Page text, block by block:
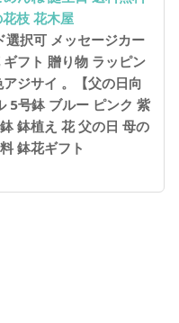
枝 花木屋
選択可 メッセージカー
フト 贈り物 ラッピン
ジサイ 。【父の日向
5号鉢 ブルー ピンク 紫
鉢植え 花 父の日 母の
鉢花ギフト